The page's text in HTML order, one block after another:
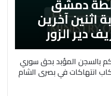
اثنين آخرين
دير الزور
بالسجن المؤبد بحق سوري
انتهاكات في بصرى الشام